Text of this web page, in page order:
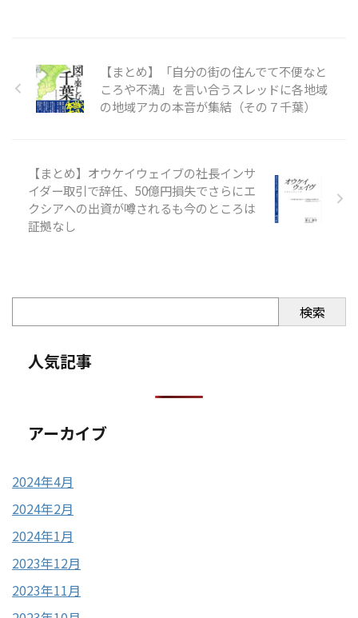
【まとめ】「自分の街の住んでて不便なと
ころや不満」を言い合うスレッドに各地域
の地域アカの本音が集結（その７千葉）
【まとめ】オウケイウェイブの社長インサ
イダー取引で辞任、50億円損失でさらにエ
クシアへの出資が噂されるも今のところは
証拠なし
検索
人気記事
アーカイブ
2024年4月
2024年2月
2024年1月
2023年12月
2023年11月